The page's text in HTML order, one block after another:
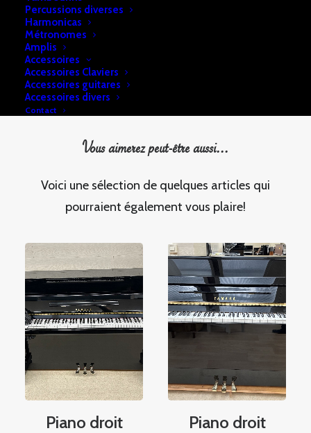
Percussions diverses
Harmonicas
Métronomes
Amplis
Accessoires
Accessoires Claviers
Accessoires guitares
Accessoires divers
Contact
Vous aimerez peut-être aussi...
Voici une sélection de quelques articles qui
pourraient également vous plaire!
Piano droit
Piano droit